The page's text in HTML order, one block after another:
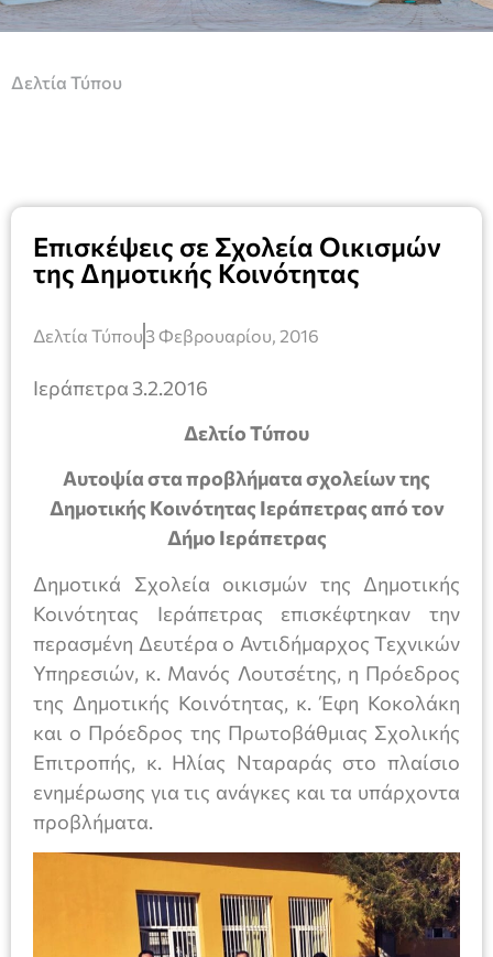
Δελτία Τύπου
Επισκέψεις σε Σχολεία Οικισμών
της Δημοτικής Κοινότητας
Δελτία Τύπου 3 Φεβρουαρίου, 2016
Ιεράπετρα 3.2.2016
Δελτίο Τύπου
Αυτοψία στα προβλήματα σχολείων της
Δημοτικής Κοινότητας Ιεράπετρας από τον
Δήμο Ιεράπετρας
Δημοτικά Σχολεία οικισμών της Δημοτικής
Κοινότητας Ιεράπετρας επισκέφτηκαν την
περασμένη Δευτέρα ο Αντιδήμαρχος Τεχνικών
Υπηρεσιών, κ. Μανός Λουτσέτης, η Πρόεδρος
της Δημοτικής Κοινότητας, κ. Έφη Κοκολάκη
και ο Πρόεδρος της Πρωτοβάθμιας Σχολικής
Επιτροπής, κ. Ηλίας Νταραράς στο πλαίσιο
ενημέρωσης για τις ανάγκες και τα υπάρχοντα
προβλήματα.